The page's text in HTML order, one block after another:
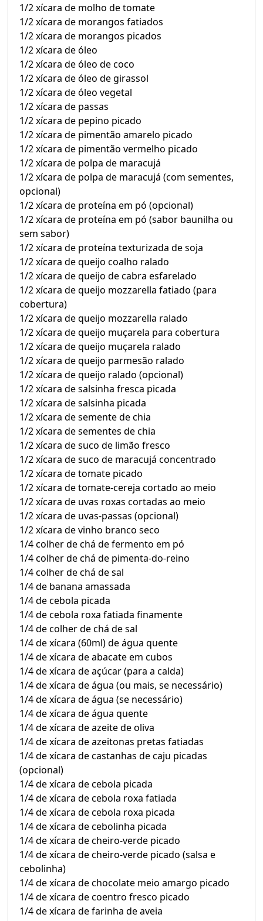
1/2 xícara de molho de tomate
1/2 xícara de morangos fatiados
1/2 xícara de morangos picados
1/2 xícara de óleo
1/2 xícara de óleo de coco
1/2 xícara de óleo de girassol
1/2 xícara de óleo vegetal
1/2 xícara de passas
1/2 xícara de pepino picado
1/2 xícara de pimentão amarelo picado
1/2 xícara de pimentão vermelho picado
1/2 xícara de polpa de maracujá
1/2 xícara de polpa de maracujá (com sementes,
opcional)
1/2 xícara de proteína em pó (opcional)
1/2 xícara de proteína em pó (sabor baunilha ou
sem sabor)
1/2 xícara de proteína texturizada de soja
1/2 xícara de queijo coalho ralado
1/2 xícara de queijo de cabra esfarelado
1/2 xícara de queijo mozzarella fatiado (para
cobertura)
1/2 xícara de queijo mozzarella ralado
1/2 xícara de queijo muçarela para cobertura
1/2 xícara de queijo muçarela ralado
1/2 xícara de queijo parmesão ralado
1/2 xícara de queijo ralado (opcional)
1/2 xícara de salsinha fresca picada
1/2 xícara de salsinha picada
1/2 xícara de semente de chia
1/2 xícara de sementes de chia
1/2 xícara de suco de limão fresco
1/2 xícara de suco de maracujá concentrado
1/2 xícara de tomate picado
1/2 xícara de tomate-cereja cortado ao meio
1/2 xícara de uvas roxas cortadas ao meio
1/2 xícara de uvas-passas (opcional)
1/2 xícara de vinho branco seco
1/4 colher de chá de fermento em pó
1/4 colher de chá de pimenta-do-reino
1/4 colher de chá de sal
1/4 de banana amassada
1/4 de cebola picada
1/4 de cebola roxa fatiada finamente
1/4 de colher de chá de sal
1/4 de xícara (60ml) de água quente
1/4 de xícara de abacate em cubos
1/4 de xícara de açúcar (para a calda)
1/4 de xícara de água (ou mais, se necessário)
1/4 de xícara de água (se necessário)
1/4 de xícara de água quente
1/4 de xícara de azeite de oliva
1/4 de xícara de azeitonas pretas fatiadas
1/4 de xícara de castanhas de caju picadas
(opcional)
1/4 de xícara de cebola picada
1/4 de xícara de cebola roxa fatiada
1/4 de xícara de cebola roxa picada
1/4 de xícara de cebolinha picada
1/4 de xícara de cheiro-verde picado
1/4 de xícara de cheiro-verde picado (salsa e
cebolinha)
1/4 de xícara de chocolate meio amargo picado
1/4 de xícara de coentro fresco picado
1/4 de xícara de farinha de aveia